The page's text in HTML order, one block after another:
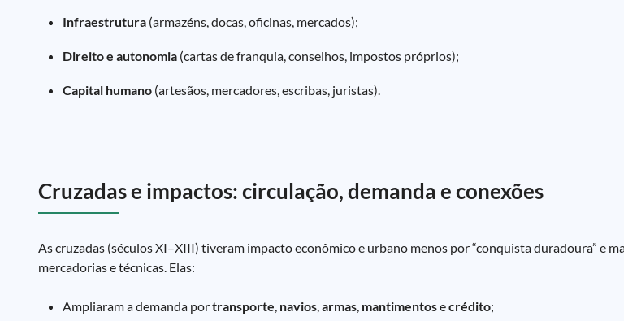
Infraestrutura (armazéns, docas, oficinas, mercados);
Direito e autonomia (cartas de franquia, conselhos, impostos próprios);
Capital humano (artesãos, mercadores, escribas, juristas).
Cruzadas e impactos: circulação, demanda e conexões
As cruzadas (séculos XI–XIII) tiveram impacto econômico e urbano menos por “conquista duradoura” e
mercadorias e técnicas. Elas:
Ampliaram a demanda portransporte, navios,armas, mantimentosecrédito;